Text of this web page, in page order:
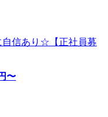
自信あり☆【正社員募
〜